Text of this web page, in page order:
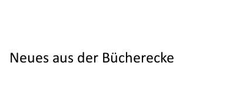
Neues aus der Bücherecke